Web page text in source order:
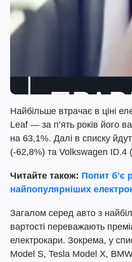
Найбільше втрачає в ціні
Leaf — за п’ять років його
на 63,1%. Далі в списку
(-62,8%) та Volkswagen ID.4
Читайте також: Попит бʼє
найпопулярніших
Загалом серед авто з
вартості переважають
електрокари. Зокрема, у
Model S, Tesla Model X,